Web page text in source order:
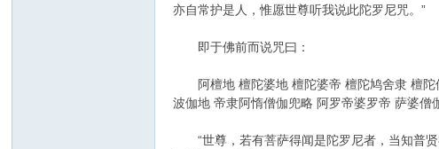
亦自常护是人，惟愿世尊听我说此陀罗尼咒。”
即于佛前而说咒曰：
阿檀地 檀陀婆地 檀陀婆帝 檀陀鸠舍隶 檀陀
波伽地 帝隶阿惰僧伽兜略 阿罗帝婆罗帝 萨婆
“世尊，若有菩萨得闻是陀罗尼者，当知普贤